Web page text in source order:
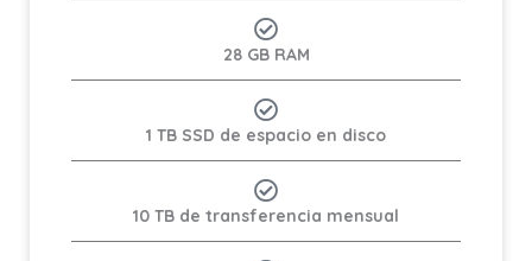
28 GB RAM
1 TB SSD de espacio en disco
10 TB de transferencia mensual